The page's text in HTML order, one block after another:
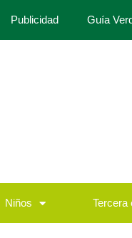
Publicidad Guía
Niños Tercera